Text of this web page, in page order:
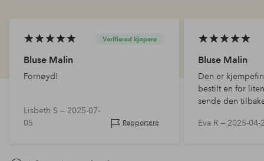
Verifierad kjøpere
Bluse Malin
Fornøyd!
Lisbeth S — 2025-07-
05
Rapportere
Bluse Malin
Den er
bestilt en for
sende den
Eva R — 2025-04-